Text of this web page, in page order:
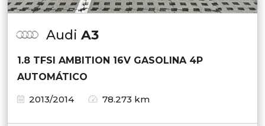
Audi A3
1.8 TFSI AMBITION 16V GASOLINA 4P
AUTOMÁTICO
2013/2014
78.273 km